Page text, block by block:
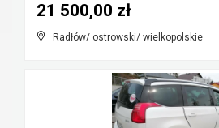
Radłów/ ostrowski/ wielkopolskie
21 500,00 zł